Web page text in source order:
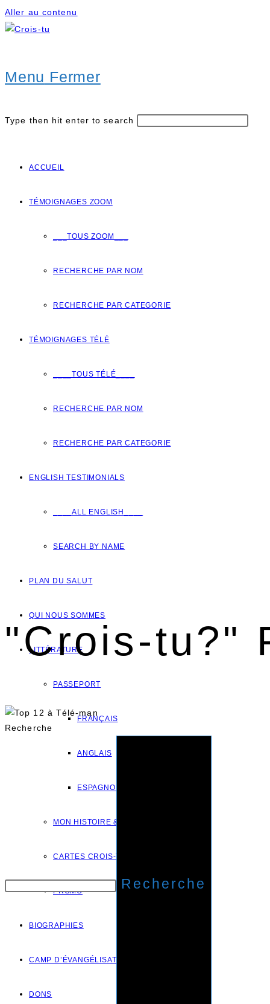
Aller au contenu
Menu Fermer
Type then hit enter to search
ACCUEIL
TÉMOIGNAGES ZOOM
___TOUS ZOOM___
RECHERCHE PAR NOM
RECHERCHE PAR CATEGORIE
TÉMOIGNAGES TÉLÉ
____TOUS TÉLÉ____
RECHERCHE PAR NOM
RECHERCHE PAR CATEGORIE
ENGLISH TESTIMONIALS
____ALL ENGLISH____
SEARCH BY NAME
PLAN DU SALUT
QUI NOUS SOMMES
LITTÉRATURE
PASSEPORT
FRANÇAIS
ANGLAIS
ESPAGNOL
MON HISTOIRE & CARTES MERCI
CARTES CROIS-TU.CA
PROMO
BIOGRAPHIES
CAMP D’ÉVANGÉLISATION
DONS
"Crois-tu?"
Recherche
Recherche